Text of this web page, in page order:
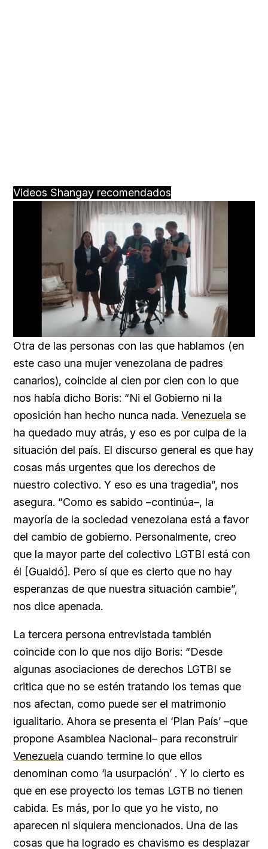
Videos Shangay recomendados
Loaded
66.12%
Otra de las personas con las que hablamos (en
este caso una mujer venezolana de padres
canarios), coincide al cien por cien con lo que
nos había dicho Boris: “Ni el Gobierno ni la
oposición han hecho nunca nada. Venezuela se
ha quedado muy atrás, y eso es por culpa de la
situación del país. El discurso general es que hay
cosas más urgentes que los derechos de
nuestro colectivo. Y eso es una tragedia”, nos
asegura. “Como es sabido –continúa–, la
mayoría de la sociedad venezolana está a favor
del cambio de gobierno. Personalmente, creo
que la mayor parte del colectivo LGTBI está con
él [Guaidó]. Pero sí que es cierto que no hay
esperanzas de que nuestra situación cambie”,
nos dice apenada.
La tercera persona entrevistada también
coincide con lo que nos dijo Boris: “Desde
algunas asociaciones de derechos LGTBI se
critica que no se estén tratando los temas que
nos afectan, como puede ser el matrimonio
igualitario. Ahora se presenta el ‘Plan País’ –que
propone Asamblea Nacional– para reconstruir
Venezuela cuando termine lo que ellos
denominan como ‘la usurpación’ . Y lo cierto es
que en ese proyecto los temas LGTB no tienen
cabida. Es más, por lo que yo he visto, no
aparecen ni siquiera mencionados. Una de las
cosas que ha logrado es chavismo es desplazar